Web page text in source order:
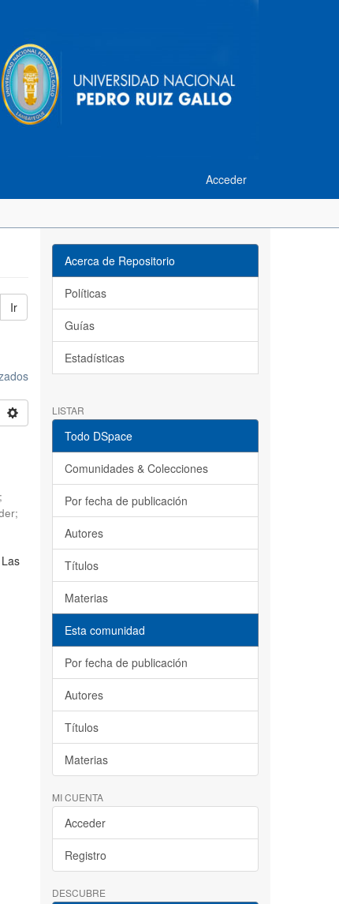
Acceder
Ir
;
;
Acerca de Repositorio
Políticas
Guías
Estadísticas
LISTAR
Todo DSpace
Comunidades & Colecciones
Por fecha de publicación
Autores
Títulos
Materias
Esta comunidad
Por fecha de publicación
Autores
Títulos
Materias
MI CUENTA
Acceder
Registro
DESCUBRE